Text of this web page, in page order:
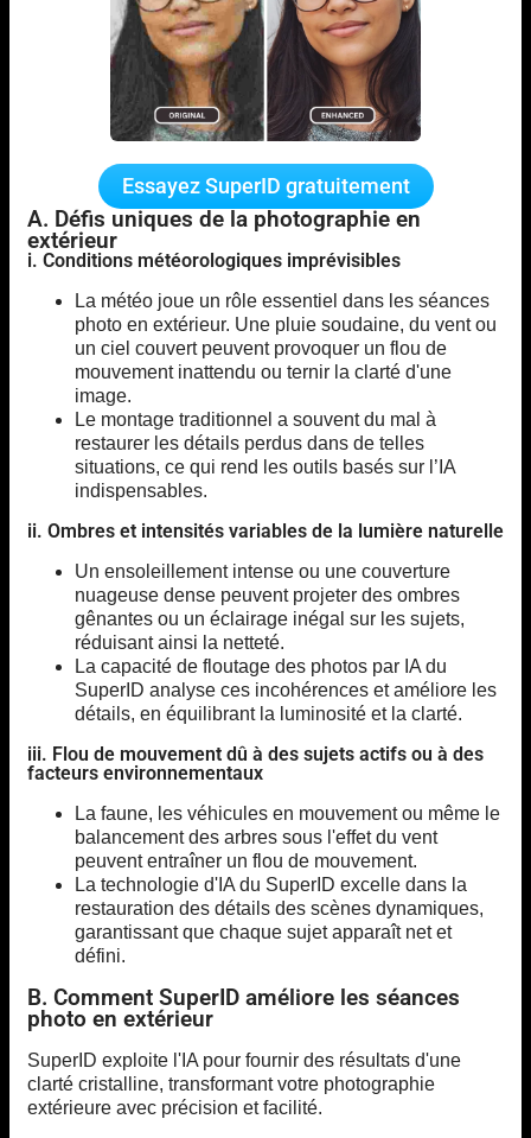
Essayez SuperID gratuitement
A. Défis uniques de la photographie en
extérieur
i. Conditions météorologiques imprévisibles
La météo joue un rôle essentiel dans les séances
photo en extérieur. Une pluie soudaine, du vent ou
un ciel couvert peuvent provoquer un flou de
mouvement inattendu ou ternir la clarté d'une
image.
Le montage traditionnel a souvent du mal à
restaurer les détails perdus dans de telles
situations, ce qui rend les outils basés sur l’IA
indispensables.
ii. Ombres et intensités variables de la lumière naturelle
Un ensoleillement intense ou une couverture
nuageuse dense peuvent projeter des ombres
gênantes ou un éclairage inégal sur les sujets,
réduisant ainsi la netteté.
La capacité de floutage des photos par IA du
SuperID analyse ces incohérences et améliore les
détails, en équilibrant la luminosité et la clarté.
iii. Flou de mouvement dû à des sujets actifs ou à des
facteurs environnementaux
La faune, les véhicules en mouvement ou même le
balancement des arbres sous l'effet du vent
peuvent entraîner un flou de mouvement.
La technologie d'IA du SuperID excelle dans la
restauration des détails des scènes dynamiques,
garantissant que chaque sujet apparaît net et
défini.
B. Comment SuperID améliore les séances
photo en extérieur
SuperID exploite l'IA pour fournir des résultats d'une
clarté cristalline, transformant votre photographie
extérieure avec précision et facilité.